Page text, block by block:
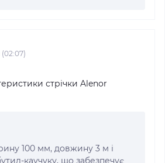
(02:07)
стрічки Alenor
100 мм, довжину 3 м і
каучуку, що забезпечує